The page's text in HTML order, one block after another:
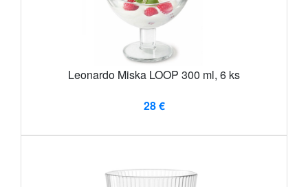
Leonardo Miska LOOP 300 ml, 6 ks
28 €